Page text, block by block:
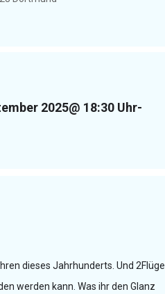
2025@ 18:30 Uhr-
dieses Jahrhunderts. Und 2Flügel
werden kann. Was ihr den Glanz